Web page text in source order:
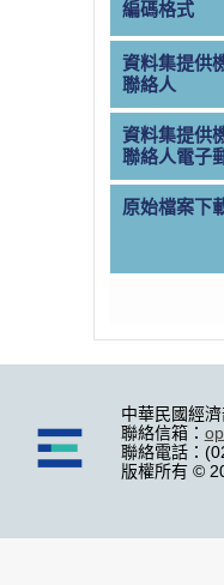
編碼格式
資料集提供
聯絡人
資料集提供
聯絡人電子
原始檔案下
中華民國經
聯絡信箱：
聯絡電話：
版權所有 ©